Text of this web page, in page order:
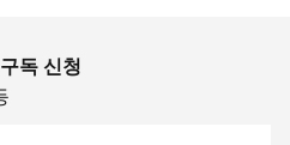
독 신청